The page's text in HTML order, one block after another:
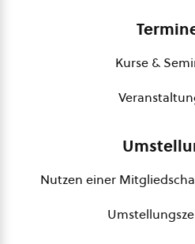
Kurse &
Nutzen einer